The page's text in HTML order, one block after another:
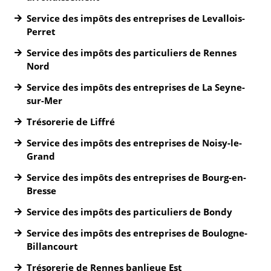
Service des impôts des entreprises de Levallois-
Perret
Service des impôts des particuliers de Rennes
Nord
Service des impôts des entreprises de La Seyne-
sur-Mer
Trésorerie de Liffré
Service des impôts des entreprises de Noisy-le-
Grand
Service des impôts des entreprises de Bourg-en-
Bresse
Service des impôts des particuliers de Bondy
Service des impôts des entreprises de Boulogne-
Billancourt
Trésorerie de Rennes banlieue Est